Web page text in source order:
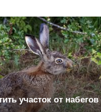
участок от набегов